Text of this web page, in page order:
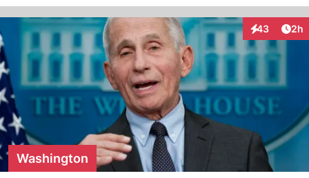
43
Interaktionen
2h
Washington